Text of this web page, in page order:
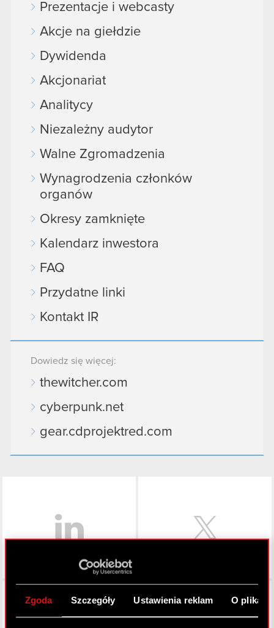
Zgoda Szczegóły Ustawienia reklam O
Prezentacje i webcasty
Akcje na giełdzie
Dywidenda
Akcjonariat
Analitycy
Niezależny audytor
Walne Zgromadzenia
Wynagrodzenia członków
organów
Okresy zamknięte
Kalendarz inwestora
FAQ
Przydatne linki
Kontakt IR
Dowiedz się więcej:
thewitcher.com
cyberpunk.net
gear.cdprojektred.com